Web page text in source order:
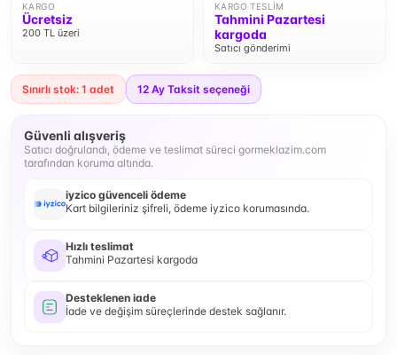
KARGO
Ücretsiz
200 TL üzeri
KARGO TESLIM
Tahmini Pazartesi
kargoda
Satıcı gönderimi
Sınırlı stok: 1 adet 12 Ay Taksit seçeneği
Güvenli alışveriş
Satıcı doğrulandı, ödeme ve teslimat süreci gormeklazim.com
tarafından koruma altında.
iyzico güvenceli ödeme
Kart bilgileriniz şifreli, ödeme iyzico korumasında.
Hızlı teslimat
Tahmini Pazartesi kargoda
Desteklenen iade
İade ve değişim süreçlerinde destek sağlanır.